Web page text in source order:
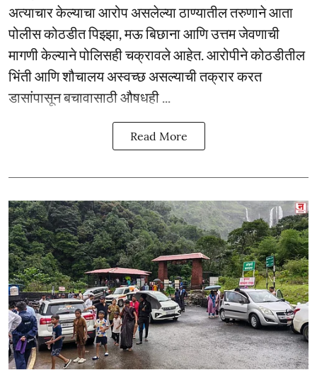
अत्याचार केल्याचा आरोप असलेल्या ठाण्यातील तरुणाने आता
पोलीस कोठडीत पिझ्झा, मऊ बिछाना आणि उत्तम जेवणाची
मागणी केल्याने पोलिसही चक्रावले आहेत. आरोपीने कोठडीतील
भिंती आणि शौचालय अस्वच्छ असल्याची तक्रार करत
डासांपासून बचावासाठी औषधही ...
Read More